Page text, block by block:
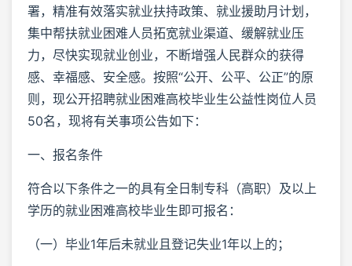
署，精准有效落实就业扶持政策、就业援助月计划，
集中帮扶就业困难人员拓宽就业渠道、缓解就业压
力，尽快实现就业创业，不断增强人民群众的获得
感、幸福感、安全感。按照“公开、公平、公正”的原
则，现公开招聘就业困难高校毕业生公益性岗位人员
50名，现将有关事项公告如下：
一、报名条件
符合以下条件之一的具有全日制专科（高职）及以上
学历的就业困难高校毕业生即可报名：
（一）毕业1年后未就业且登记失业1年以上的；